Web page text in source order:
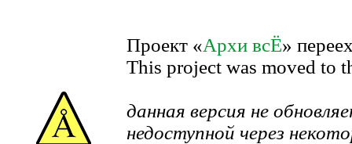
Проект «Архи всЁ»
This project was moved to
данная версия не
недоступной через